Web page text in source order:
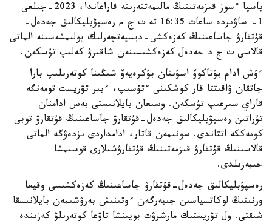
باسپا ءسوز قىزمەتىنىڭ مالىمەتتەرىنە قاراعاندا، 2023-جىلعى
1- ساۋىردە ساعات 16:35 تە ت ج م رەسپۋبليكالىق جەدەل-
قۇتقارۋ جاساعىنىڭ كەزەكشى-ديسپەتچەرلىك بولىمشەسىنە الماتى
قالاسى ت ج د جەدەل كەزەكشىسىنەن شاقىرۋ كەلىپ تۇسكەن.
ءۇش ادام بۋتاكوۆ اسۋىنان بۋكرەيەۆ شىڭىنا كوتەرىلىپ بارا
جاتقان ۋاقىتتا قار كوشكىنى ءتۇسىپ، ءبىر تۋريست تومەنگە
قاراي سىرعىپ تۇسكەن. وسىعان بايلانىستى بەس ادامنان
تۇراتىن رەسپۋبليكالىق جەدەل-قۇتقارۋ جاساعىنىڭ قۇتقارۋ توبى
كومەككە اتتاندى. سونىمەن قاتار، ادامداردى ىزدەۋگە الماتى
قالاسىنىڭ قۇتقارۋ قىزمەتىنىڭ قۇتقارۋشىلارى قوسىمشا
جىبەرىلدى.
رەسپۋبليكالىق جەدەل-قۇتقارۋ جاساعىنىڭ كەزەكشىسى وقيعا
ورنىنىڭ لوكاتسياسىن جىبەرگەن ءوتىنىش بەرۋشىمەن بايلانىسقا
شىقتى. ول تۋريستىك مارشرۋت بويىنشا تاۋعا كوتەرىلۋ كەزىندە